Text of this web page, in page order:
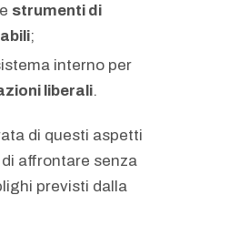
strumenti di
;
interno per
liberali.
di questi aspetti
affrontare senza
previsti dalla